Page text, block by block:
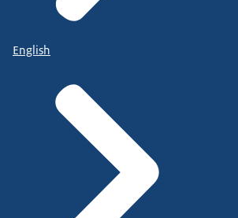
English